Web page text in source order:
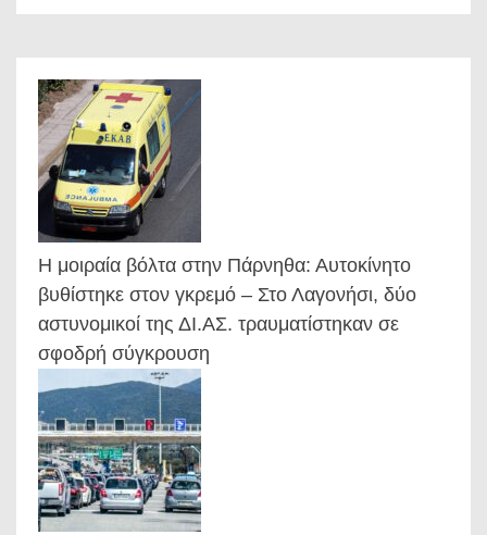
Η μοιραία βόλτα στην Πάρνηθα: Αυτοκίνητο
βυθίστηκε στον γκρεμό – Στο Λαγονήσι, δύο
αστυνομικοί της ΔΙ.ΑΣ. τραυματίστηκαν σε
σφοδρή σύγκρουση